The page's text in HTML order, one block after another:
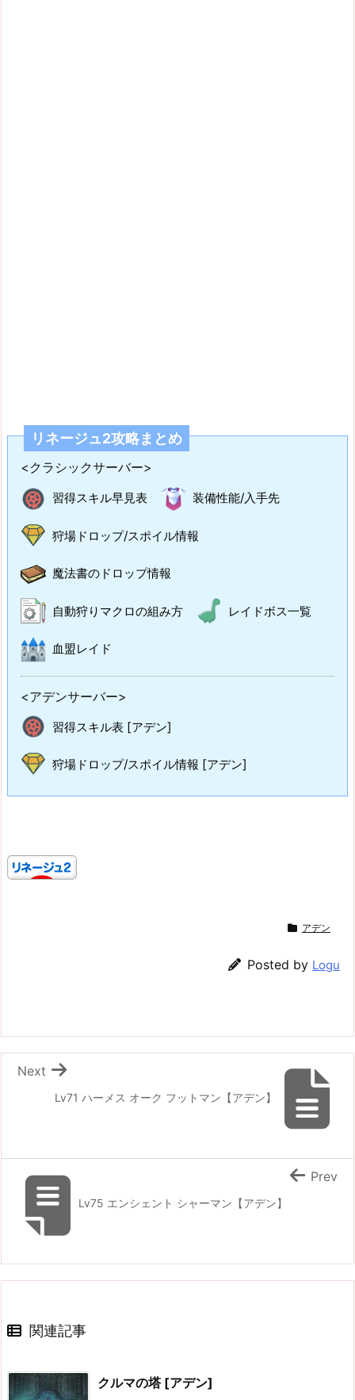
リネージュ2攻略まとめ
<クラシックサーバー>
習得スキル早見表 装備性能/入手先
狩場ドロップ/スポイル情報
魔法書のドロップ情報
自動狩りマクロの組み方 レイドボス一覧
血盟レイド
<アデンサーバー>
習得スキル表 [アデン]
狩場ドロップ/スポイル情報 [アデン]
アデン
Posted by Logu
Lv71 ハーメス オーク フットマン【アデン】
Next
Lv75 エンシェント シャーマン【アデン】
Prev
関連記事
クルマの塔 [アデン]